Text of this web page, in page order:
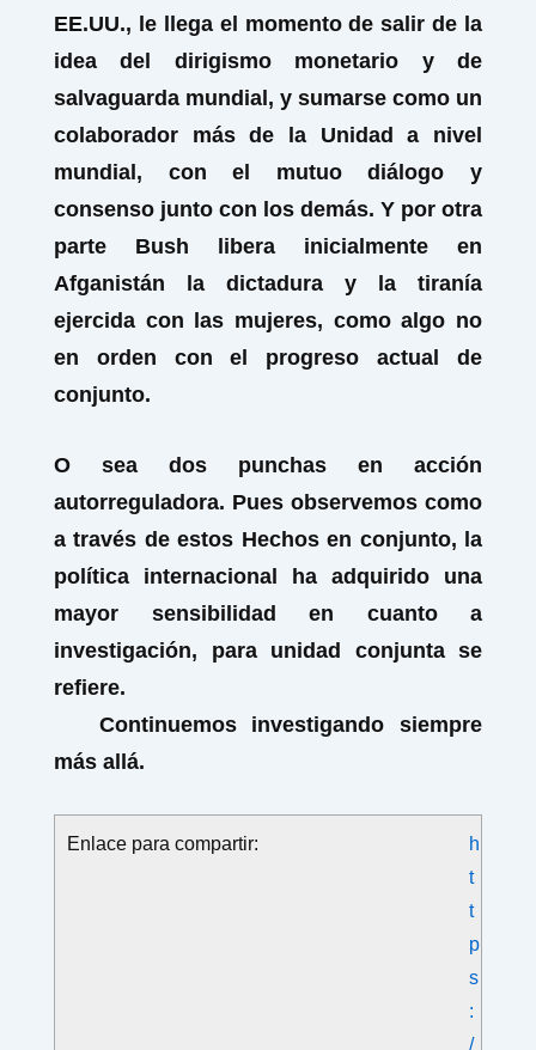
EE.UU., le llega el momento de salir de la
idea del dirigismo monetario y de
salvaguarda mundial, y sumarse como un
colaborador más de la Unidad a nivel
mundial, con el mutuo diálogo y
consenso junto con los demás. Y por otra
parte Bush libera inicialmente en
Afganistán la dictadura y la tiranía
ejercida con las mujeres, como algo no
en orden con el progreso actual de
conjunto.
O sea dos punchas en acción
autorreguladora. Pues observemos como
a través de estos Hechos en conjunto, la
política internacional ha adquirido una
mayor sensibilidad en cuanto a
investigación, para unidad conjunta se
refiere.
Continuemos investigando siempre
más allá.
Enlace para compartir:
h
t
t
p
s
:
/